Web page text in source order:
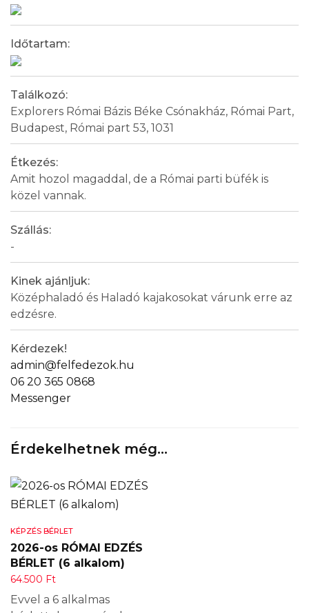
Időtartam:
Találkozó:
Explorers Római Bázis Béke Csónakház, Római Part,
Budapest, Római part 53, 1031
Étkezés:
Amit hozol magaddal, de a Római parti büfék is
közel vannak.
Szállás:
-
Kinek ajánljuk:
Középhaladó és Haladó kajakosokat várunk erre az
edzésre.
Kérdezek!
admin@felfedezok.hu
06 20 365 0868
Messenger
Érdekelhetnek még…
KÉPZÉS BÉRLET
2026-os RÓMAI EDZÉS
BÉRLET (6 alkalom)
64.500 Ft
Evvel a 6 alkalmas